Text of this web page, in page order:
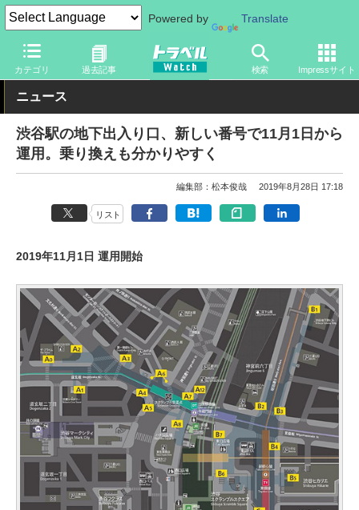
Powered by Translate
カテゴリ 過去記事 検索 Impressサイト
トラベル Watch 地域 国内旅行 東京
ニュース
渋谷駅の地下出入り口、新しい番号で11月1日から
運用。乗り換えも分かりやすく
編集部：松本俊哉 2019年8月28日 17:18
リスト
2019年11月1日 運用開始